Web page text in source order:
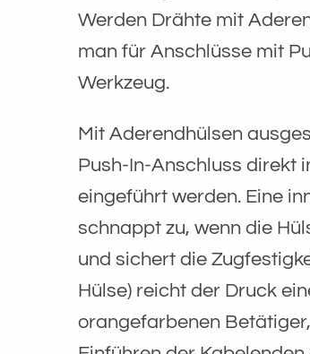
Werden Drähte mit
man für Anschlüsse mit
Werkzeug.
Mit Aderendhülsen
Push-In-Anschluss direkt
eingeführt werden. Eine
schnappt zu, wenn die
und sichert die
Hülse) reicht der Druck
orangefarbenen